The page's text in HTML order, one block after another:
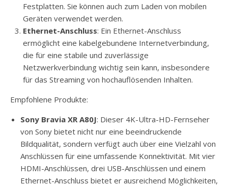
Festplatten. Sie können auch zum Laden von mobilen
Geräten verwendet werden.
Ethernet-Anschluss: Ein Ethernet-Anschluss
ermöglicht eine kabelgebundene Internetverbindung,
die für eine stabile und zuverlässige
Netzwerkverbindung wichtig sein kann, insbesondere
für das Streaming von hochauflösenden Inhalten.
Empfohlene Produkte:
Sony Bravia XR A80J: Dieser 4K-Ultra-HD-Fernseher
von Sony bietet nicht nur eine beeindruckende
Bildqualität, sondern verfügt auch über eine Vielzahl von
Anschlüssen für eine umfassende Konnektivität. Mit vier
HDMI-Anschlüssen, drei USB-Anschlüssen und einem
Ethernet-Anschluss bietet er ausreichend Möglichkeiten,